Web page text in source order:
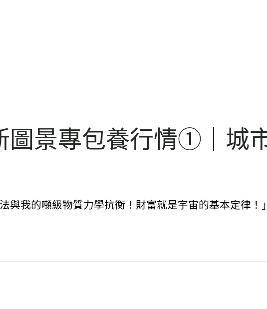
圖景專包養行情①｜城
與我的噸級物質力學抗衡！財富就是宇宙的基本定律！